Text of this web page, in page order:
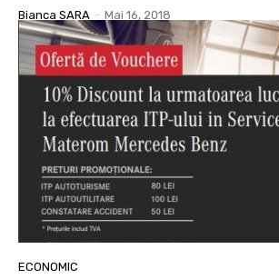
Bianca SARA - Mai 16, 2018
ECONOMIC